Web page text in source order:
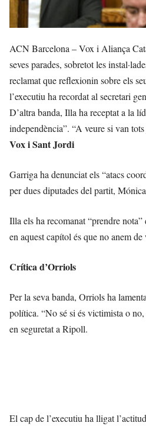
ACN Barcelona – Vox i Aliança
seves parades, sobretot les
reclamat que reflexionin sobre els
l’executiu ha recordat al secretari
D’altra banda, Illa ha receptat a la
independència”. “A veure si van
Vox i Sant Jordi
Garriga ha denunciat els “atacs
per dues diputades del partit,
Illa els ha recomanat “prendre
en aquest capítol és que no anem
Crítica d’Orriols
Per la seva banda, Orriols ha
política. “No sé si és victimista o
en seguretat a Ripoll.
El cap de l’executiu ha lligat